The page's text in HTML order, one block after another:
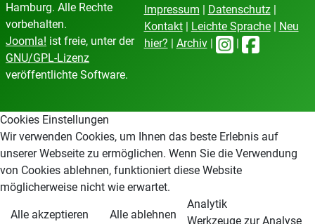
Hamburg. Alle Rechte
vorbehalten.
Joomla! ist freie, unter der
GNU/GPL-Lizenz
veröffentlichte Software.
Impressum Datenschutz|
Kontakt| Leichte Sprache|
Neu
hier?
Archiv|
Cookies Einstellungen
Wir verwenden Cookies, um Ihnen das beste Erlebnis auf
unserer Webseite zu ermöglichen. Wenn Sie die Verwendung
von Cookies ablehnen, funktioniert diese Website
möglicherweise nicht wie erwartet.
Alle akzeptieren Alle ablehnen
Analytik
Werkzeuge zur Analyse